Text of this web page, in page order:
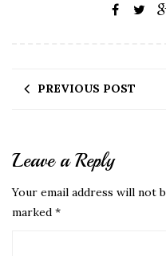
PREVIOUS POST
Leave a Reply
Your email address will not
marked *